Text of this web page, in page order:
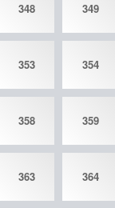
348 349
353 354
358 359
363 364